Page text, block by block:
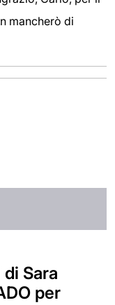
mancherò di
di Sara
per